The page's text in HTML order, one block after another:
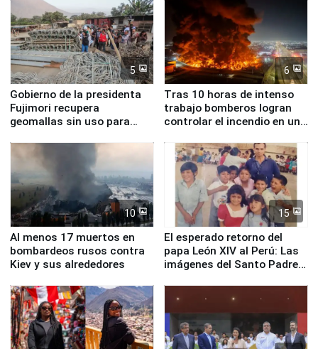
5
Gobierno de la presidenta
Fujimori recupera
geomallas sin uso para
Fenómeno El Niño
6
Tras 10 horas de intenso
trabajo bomberos logran
controlar el incendio en una
de Chile
10
Al menos 17 muertos en
bombardeos rusos contra
Kiev y sus alrededores
15
El esperado retorno del
papa León XIV al Perú: Las
imágenes del Santo Padre